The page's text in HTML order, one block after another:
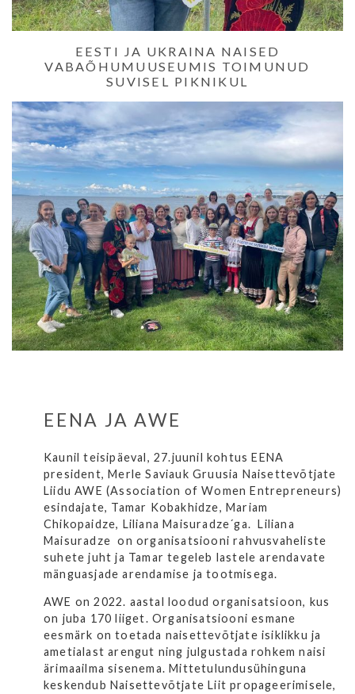
EESTI JA UKRAINA NAISED
VABAÕHUMUUSEUMIS TOIMUNUD
SUVISEL PIKNIKUL
EENA JA AWE
Kaunil teisipäeval, 27.juunil kohtus EENA
president, Merle Saviauk Gruusia Naisettevõtjate
Liidu AWE (Association of Women Entrepreneurs)
esindajate, Tamar Kobakhidze, Mariam
Chikopaidze, Liliana Maisuradze´ga. Liliana
Maisuradze on organisatsioonirahvusvaheliste
suhete juht ja Tamar tegeleb lastele arendavate
mänguasjade arendamise ja tootmisega.
AWE on 2022. aastal loodud organisatsioon, kus
on juba 170 liiget. Organisatsiooni esmane
eesmärk on toetada naisettevõtjate isiklikku ja
ametialast arengut ning julgustada rohkem naisi
ärimaailma sisenema. Mittetulundusühinguna
keskendub Naisettevõtjate Liit propageerimisele,